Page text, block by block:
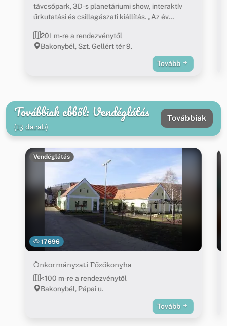
távcsőpark, 3D-s planetáriumi show, interaktív
űrkutatási és csillagászati kiállítás. „Az év
birtokosa.
201 m-re a rendezvénytől
Bakonybél, Szt. Gellért tér 9.
Tovább
Továbbiak ebből: Vendéglátás
(13 darab)
Továbbiak
17696
Vendéglátás
Önkormányzati Főzőkonyha
<100 m-re a rendezvénytől
Bakonybél, Pápai u.
Tovább